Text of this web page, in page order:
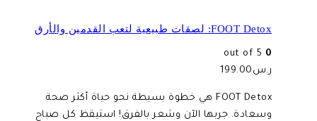
FOOT Detox: لصقات طبيعية لتعب القدمين والأرق
0
ر.س 199.00
FOOT Detox هي خطوة بسيطة نحو حياة أكثر صحة
وسعادة. جربها الآن وشعر بالفرق! استيقظ كل صباح